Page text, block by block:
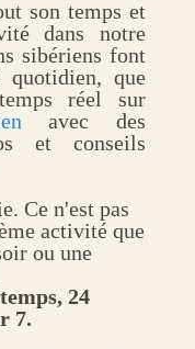
son temps et
dans notre
sibériens font
que
réel sur
avec des
et conseils
Ce n'est pas
activité que
ou une
24
7.